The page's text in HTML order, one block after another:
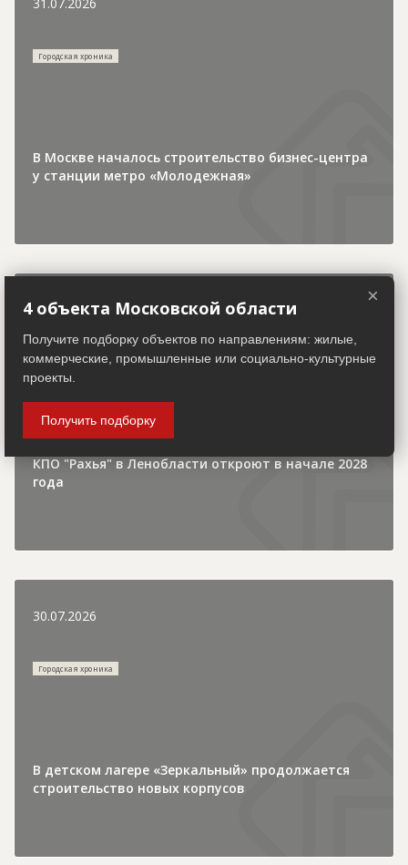
Городская хроника
В Москве началось строительство бизнес-центра
у станции метро «Молодежная»
30.07.2026
Инвестиции и финансы
КПО "Рахья" в Ленобласти откроют в начале 2028
года
30.07.2026
Городская хроника
В детском лагере «Зеркальный» продолжается
строительство новых корпусов
×
4 объекта Московской области
Получите подборку объектов по направлениям: жилые,
коммерческие, промышленные или социально-культурные
проекты.
Получить подборку